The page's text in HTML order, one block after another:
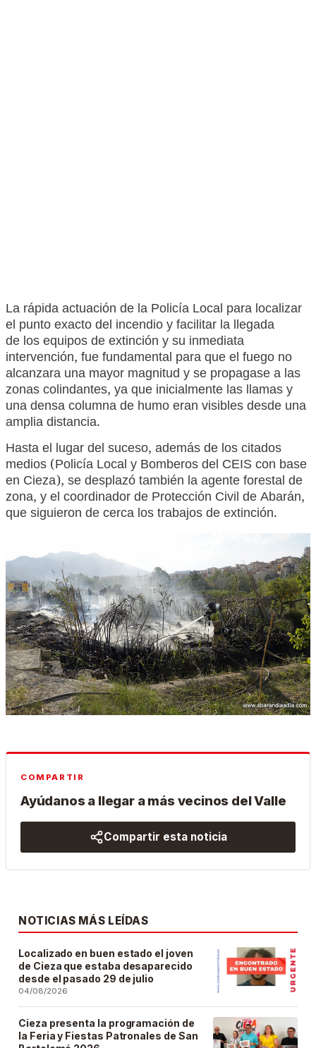
La rápida actuación de la Policía Local para localizar
el punto exacto del incendio y facilitar la llegada
de los equipos de extinción y su inmediata
intervención, fue fundamental para que el fuego no
alcanzara una mayor magnitud y se propagase a las
zonas colindantes, ya que inicialmente las llamas y
una densa columna de humo eran visibles desde una
amplia distancia.
Hasta el lugar del suceso, además de los citados
medios (Policía Local y Bomberos del CEIS con base
en Cieza), se desplazó también la agente forestal de
zona, y el coordinador de Protección Civil de Abarán,
que siguieron de cerca los trabajos de extinción.
COMPARTIR
Ayúdanos a llegar a más vecinos del Valle
Compartir esta noticia
NOTICIAS MÁS LEÍDAS
Localizado en buen estado el joven
de Cieza que estaba desaparecido
desde el pasado 29 de julio
04/08/2026
Cieza presenta la programación de
la Feria y Fiestas Patronales de San